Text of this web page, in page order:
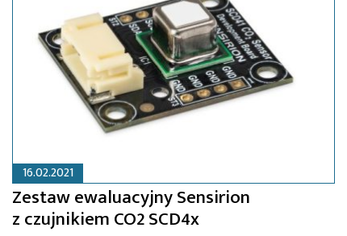
16.02.2021
Zestaw ewaluacyjny Sensirion
z czujnikiem CO2 SCD4x